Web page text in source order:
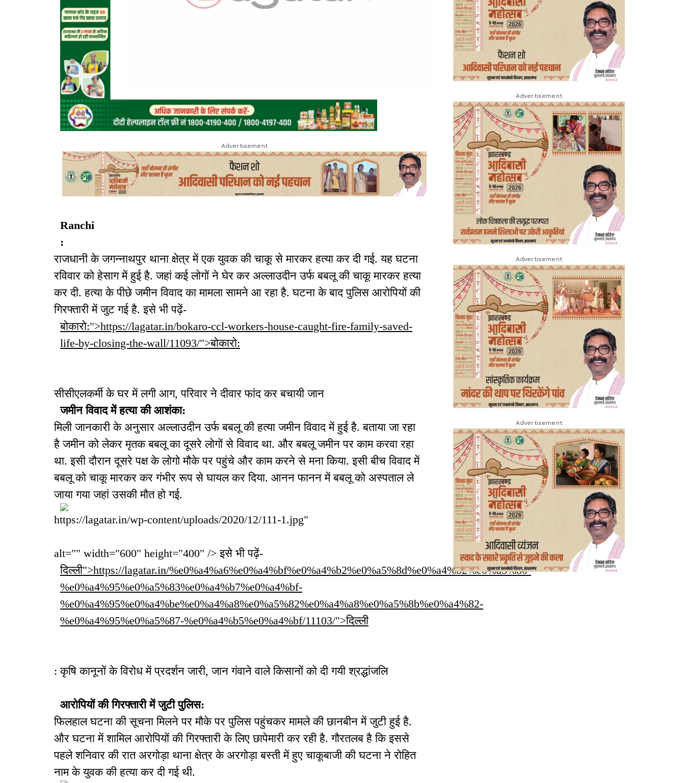
Advertisement
Ranchi
:
राजधानी के जगन्नाथपुर थाना क्षेत्र में एक युवक की चाकू से मारकर हत्या कर दी गई. यह घटना
रविवार को हेसाग में हुई है. जहां कई लोगों ने घेर कर अल्लाउदीन उर्फ बबलू की चाकू मारकर हत्या
कर दी. हत्या के पीछे जमीन विवाद का मामला सामने आ रहा है. घटना के बाद पुलिस आरोपियों की
गिरफ्तारी में जुट गई है. इसे भी पढ़ें-
बोकारो:">https://lagatar.in/bokaro-ccl-workers-house-caught-fire-family-saved-
life-by-closing-the-wall/11093/">बोकारो:
सीसीएलकर्मी के घर में लगी आग, परिवार ने दीवार फांद कर बचायी जान
जमीन विवाद में हत्या की आशंका:
मिली जानकारी के अनुसार अल्लाउदीन उर्फ बबलू की हत्या जमीन विवाद में हुई है. बताया जा रहा
है जमीन को लेकर मृतक बबलू का दूसरे लोगों से विवाद था. और बबलू जमीन पर काम करवा रहा
था. इसी दौरान दूसरे पक्ष के लोगो मौके पर पहुंचे और काम करने से मना किया. इसी बीच विवाद में
बबलू को चाकू मारकर कर गंभीर रूप से घायल कर दिया. आनन फानन में बबलू को अस्पताल ले
जाया गया जहां उसकी मौत हो गई.
https://lagatar.in/wp-content/uploads/2020/12/111-1.jpg"
alt="" width="600" height="400" /> इसे भी पढ़ें-
दिल्ली">https://lagatar.in/%e0%a4%a6%e0%a4%bf%e0%a4%b2%e0%a5%8d%e0%a4%b2%e0%a5%80-
%e0%a4%95%e0%a5%83%e0%a4%b7%e0%a4%bf-
%e0%a4%95%e0%a4%be%e0%a4%a8%e0%a5%82%e0%a4%a8%e0%a5%8b%e0%a4%82-
%e0%a4%95%e0%a5%87-%e0%a4%b5%e0%a4%bf/11103/">दिल्ली
: कृषि कानूनों के विरोध में प्रदर्शन जारी, जान गंवाने वाले किसानों को दी गयी श्रद्धांजलि
आरोपियों की गिरफ्तारी में जुटी पुलिस:
फिलहाल घटना की सूचना मिलने पर मौके पर पुलिस पहुंचकर मामले की छानबीन में जुटी हुई है.
और घटना में शामिल आरोपियों की गिरफ्तारी के लिए छापेमारी कर रही है. गौरतलब है कि इससे
पहले शनिवार की रात अरगोड़ा थाना क्षेत्र के अरगोड़ा बस्ती में हुए चाकूबाजी की घटना ने रोहित
नाम के युवक की हत्या कर दी गई थी.
Advertisement
Advertisement
Advertisement